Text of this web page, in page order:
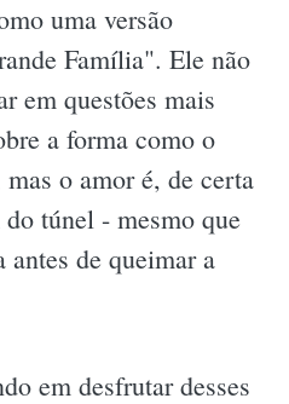
uma versão
Família". Ele não
em questões mais
a forma como o
o amor é, de certa
túnel - mesmo que
antes de queimar a
em desfrutar desses